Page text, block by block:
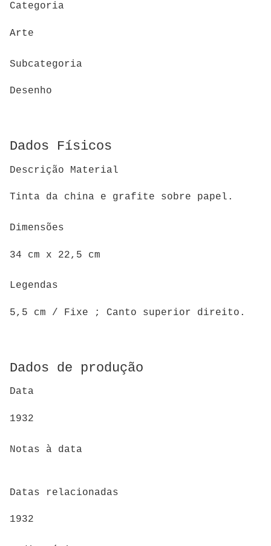
Categoria
Arte
Subcategoria
Desenho
Dados Físicos
Descrição Material
Tinta da china e grafite sobre papel.
Dimensões
34 cm x 22,5 cm
Legendas
5,5 cm / Fixe ; Canto superior direito.
Dados de produção
Data
1932
Notas à data
Datas relacionadas
1932